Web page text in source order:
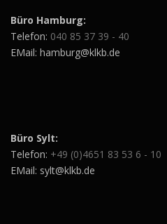
Büro Hamburg:
Telefon: 040 85 37 39 - 40
EMail: hamburg@klkb.de
Büro Sylt:
Telefon: +49 (0)4651 83 53 6 - 10
EMail: sylt@klkb.de